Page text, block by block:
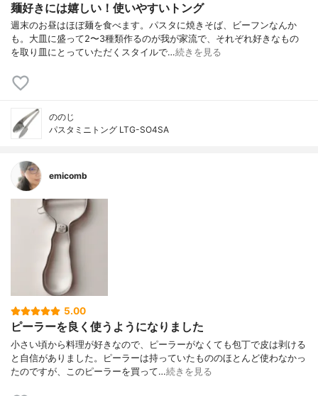
麺好きには嬉しい！使いやすいトング
週末のお昼はほぼ麺を食べます。パスタに焼きそば、ビーフンなんか
も。大皿に盛って2〜3種類作るのが我が家流で、それぞれ好きなもの
を取り皿にとっていただくスタイルで…続きを見る
ののじ
パスタミニトング LTG-SO4SA
emicomb
5.00
ピーラーを良く使うようになりました
小さい頃から料理が好きなので、ピーラーがなくても包丁で皮は剥ける
と自信がありました。ピーラーは持っていたもののほとんど使わなかっ
たのですが、このピーラーを買って…続きを見る